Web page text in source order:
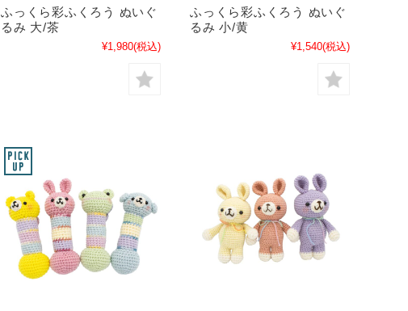
ふっくら彩ふくろう ぬいぐ
るみ 大/茶
¥1,980(税込)
ふっくら彩ふくろう ぬいぐ
るみ 小/黄
¥1,540(税込)